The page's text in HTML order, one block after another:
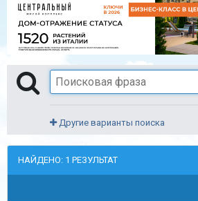
Другие варианты поиска
НАЙДЕНО: 1 РЕЗУЛЬТАТ